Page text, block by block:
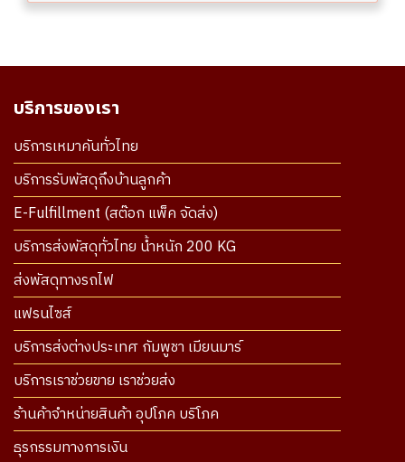
บริการของเรา
บริการเหมาคันทั่วไทย
บริการรับพัสดุถึงบ้านลูกค้า
E-Fulfillment (สต๊อก แพ็ค จัดส่ง)
บริการส่งพัสดุทั่วไทย น้ำหนัก 200 KG
ส่งพัสดุทางรถไฟ
แฟรนไซส์
บริการส่งต่างประเทศ กัมพูชา เมียนมาร์
บริการเราช่วยขาย เราช่วยส่ง
ร้านค้าจำหน่ายสินค้า อุปโภค บริโภค
ธุรกรรมทางการเงิน